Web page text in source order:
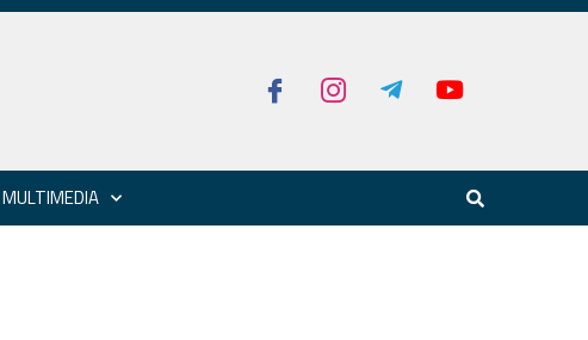
MULTIMEDIA